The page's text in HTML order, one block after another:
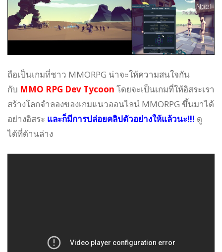
ถือเป็นเกมที่ชาว MMORPG น่าจะให้ความสนใจกัน
กับ MMO RPG Dev Tycoon โดยจะเป็นเกมที่ให้อิสระเรา
สร้างโลกจำลองของเกมแนวออนไลน์ MMORPG ขึ้นมาได้
อย่างอิสระ และก็มีการปล่อยคลิปตัวอย่างให้แล้วนะ!!! ดู
ได้ที่ด้านล่าง